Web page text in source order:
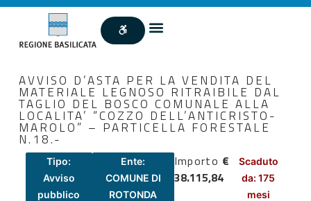
AVVISO D’ASTA PER LA VENDITA DEL
MATERIALE LEGNOSO RITRAIBILE DAL
TAGLIO DEL BOSCO COMUNALE ALLA
LOCALITA’ “COZZO DELL’ANTICRISTO-
MAROLO” – PARTICELLA FORESTALE
N.18.-
Tipo:
Avviso
pubblico
Ente:
COMUNE DI
ROTONDA
Importo €
38.115,84
Scaduto
da: 175
mesi